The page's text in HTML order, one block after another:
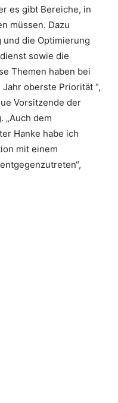
es gibt Bereiche, in
müssen. Dazu
die Optimierung
sowie die
Themen haben bei
oberste Priorität “,
Vorsitzende der
„Auch dem
Hanke habe ich
mit einem